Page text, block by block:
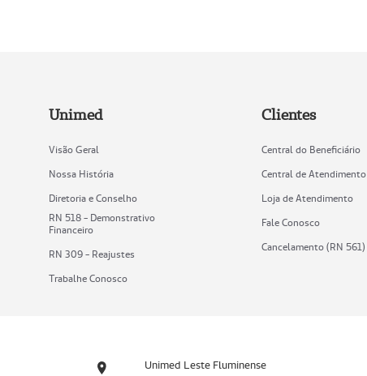
Unimed
Visão Geral
Nossa História
Diretoria e Conselho
RN 518 - Demonstrativo
Financeiro
RN 309 - Reajustes
Trabalhe Conosco
Clientes
Central do Beneficiário
Central de Atendimento
Loja de Atendimento
Fale Conosco
Cancelamento (RN 561)
Unimed Leste Fluminense